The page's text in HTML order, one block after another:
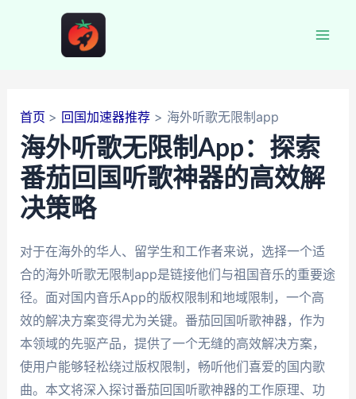
首页 回国加速器推荐 海外听歌无限制app
海外听歌无限制App：探索
番茄回国听歌神器的高效解
决策略
对于在海外的华人、留学生和工作者来说，选择一个适
合的海外听歌无限制app是链接他们与祖国音乐的重要途
径。面对国内音乐App的版权限制和地域限制，一个高
效的解决方案变得尤为关键。番茄回国听歌神器，作为
本领域的先驱产品，提供了一个无缝的高效解决方案，
使用户能够轻松绕过版权限制，畅听他们喜爱的国内歌
曲。本文将深入探讨番茄回国听歌神器的工作原理、功